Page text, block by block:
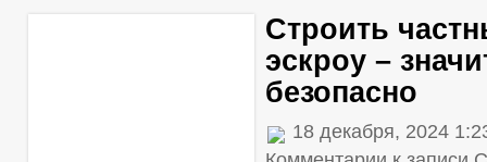
Строить
эскроу –
безопасно
18 декабря, 2024